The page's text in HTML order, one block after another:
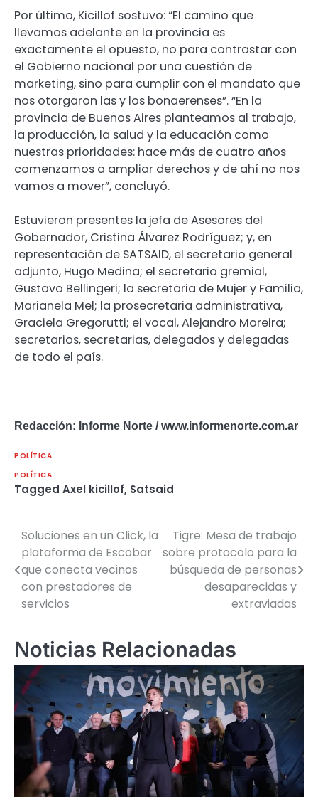
Por último, Kicillof sostuvo: “El camino que
llevamos adelante en la provincia es
exactamente el opuesto, no para contrastar con
el Gobierno nacional por una cuestión de
marketing, sino para cumplir con el mandato que
nos otorgaron las y los bonaerenses”. “En la
provincia de Buenos Aires planteamos al trabajo,
la producción, la salud y la educación como
nuestras prioridades: hace más de cuatro años
comenzamos a ampliar derechos y de ahí no nos
vamos a mover”, concluyó.
Estuvieron presentes la jefa de Asesores del
Gobernador, Cristina Álvarez Rodríguez; y, en
representación de SATSAID, el secretario general
adjunto, Hugo Medina; el secretario gremial,
Gustavo Bellingeri; la secretaria de Mujer y Familia,
Marianela Mel; la prosecretaria administrativa,
Graciela Gregorutti; el vocal, Alejandro Moreira;
secretarios, secretarias, delegados y delegadas
de todo el país.
Redacción: Informe Norte / www.informenorte.com.ar
POLÍTICA
POLÍTICA
Tagged Axel kicillof, Satsaid
Navegación
de
entradas
Soluciones en un Click, la
plataforma de Escobar
que conecta vecinos
con prestadores de
servicios
Tigre: Mesa de trabajo
sobre protocolo para la
búsqueda de personas
desaparecidas y
extraviadas
Noticias Relacionadas